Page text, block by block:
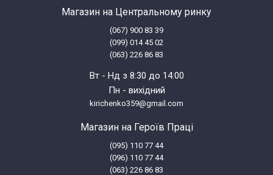
Магазин на Центральному ринку
(067) 900 83 39
(099) 014 45 02
(063) 226 86 83
Вт - Нд з 8:30 до 14:00
Пн - вихідний
kirichenko359@gmail.com
Магазин на Героїв Праці
(095) 110 77 44
(096) 110 77 44
(063) 226 86 83